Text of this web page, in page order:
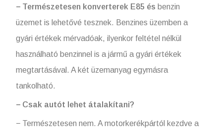
− Természetesen konverterek E85 és benzin
üzemet is lehetővé tesznek. Benzines üzemben a
gyári értékek mérvadóak, ilyenkor feltétel nélkül
használható benzinnel is a jármű a gyári értékek
megtartásával. A két üzemanyag egymásra
tankolható.
− Csak autót lehet átalakítani?
− Természetesen nem. A motorkerékpártól kezdve a